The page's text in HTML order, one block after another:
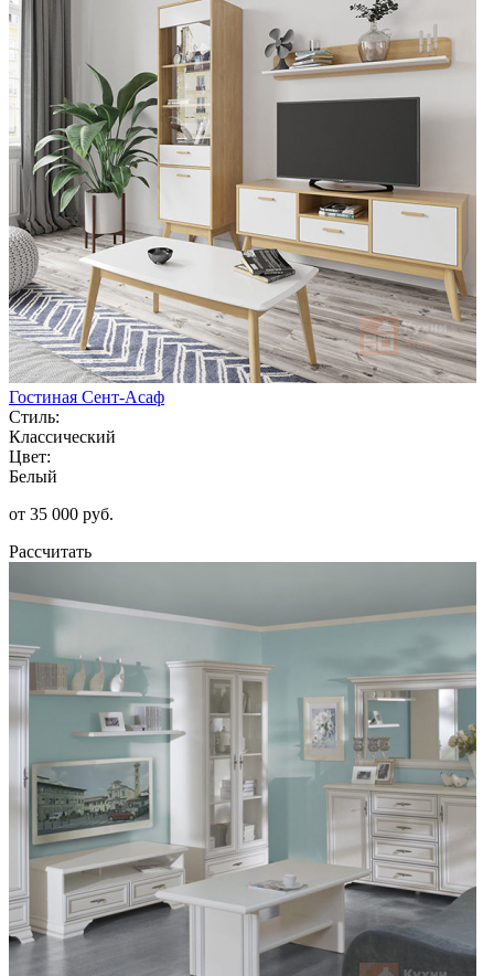
Гостиная Сент-Асаф
Стиль:
Классический
Цвет:
Белый
от 35 000 руб.
Рассчитать